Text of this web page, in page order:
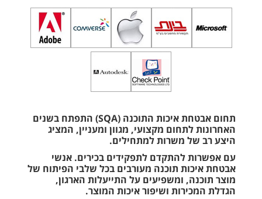
תחום אבטחת איכות התוכנה (SQA) התפתח בשנים
האחרונות לתחום מקצועי, מגוון ומעניין, המציג
היצע רב של משרות למתחילים.
עם אפשרות להתקדם לתפקידים בכירים. אנשי
אבטחת איכות תוכנה מעורבים בכל שלבי הפיתוח של
מוצר תוכנה, ומשפיעים על התייעלות הארגון,
הגדלת המכירות ושיפור איכות המוצר.